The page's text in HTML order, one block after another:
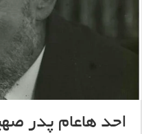
احد هاعام پدر